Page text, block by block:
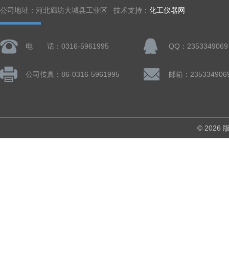
公司地址：河北廊坊大城县工业区 技术支持： 化工仪器网
电 话：0316-5961995 QQ：2353349069
公司传真：86-0316-5961995 邮箱：
© 2026